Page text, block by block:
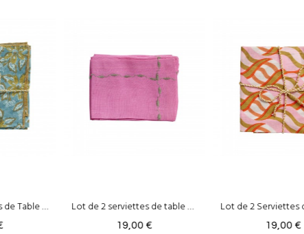
Lot de 2 serviettes de table Meadow - Lin & Coton Rose Lot de 2 Serviettes de Table - Riviera Rose
19,00 € 19,00 €